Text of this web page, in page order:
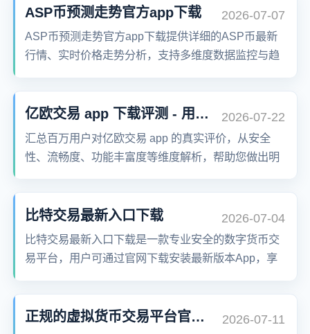
ASP币预测走势官方app下载 2026-07-07
ASP币预测走势官方app下载提供详细的ASP币最新
行情、实时价格走势分析，支持多维度数据监控与趋
智能预警和深度市场洞察，助您把握每一次投资机
会。ASP币官方平台汇聚全球主流数字货币交易对，
涵盖合约交易、OTC交易、法币交易等多种方式，为
您提供安全可靠的数字资产交易服务。
亿欧交易 app 下载评测 - 用户真实使用反馈 2026-07-22
汇总百万用户对亿欧交易 app 的真实评价，从安全
性、流畅度、功能丰富度等维度解析，帮助您做出明
比特交易最新入口下载 2026-07-04
比特交易最新入口下载是一款专业安全的数字货币交
易平台，用户可通过官网下载安装最新版本App，享
提供实时行情、K线分析、资产安全管理及低手续费
交易环境，支持全球多国用户注册使用，是投资者进
正规的虚拟货币交易平台官方app下载 2026-07-11